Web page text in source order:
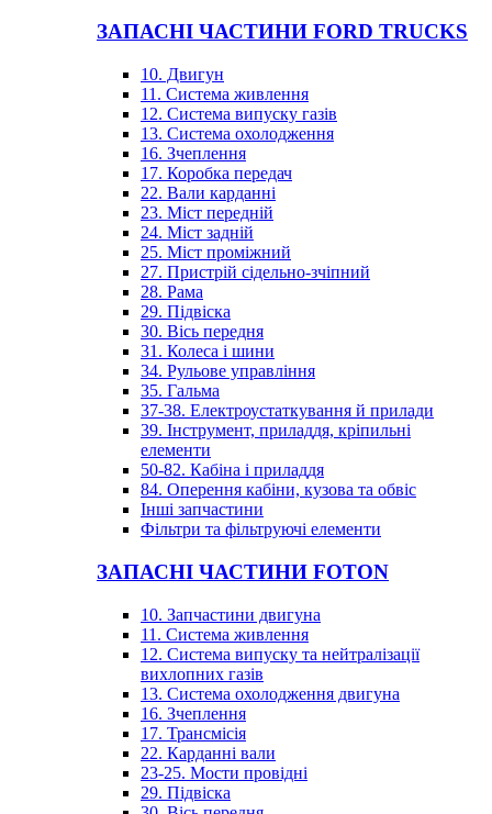
ЗАПАСНІ ЧАСТИНИ FORD TRUCKS
10. Двигун
11. Система живлення
12. Система випуску газів
13. Система охолодження
16. Зчеплення
17. Коробка передач
22. Вали карданні
23. Міст передній
24. Міст задній
25. Міст проміжний
27. Пристрій сідельно-зчіпний
28. Рама
29. Підвіска
30. Вісь передня
31. Колеса і шини
34. Рульове управління
35. Гальма
37-38. Електроустаткування й прилади
39. Інструмент, приладдя, кріпильні
елементи
50-82. Кабіна і приладдя
84. Оперення кабіни, кузова та обвіс
Інші запчастини
Фільтри та фільтруючі елементи
ЗАПАСНІ ЧАСТИНИ FOTON
10. Запчастини двигуна
11. Система живлення
12. Система випуску та нейтралізації
вихлопних газів
13. Система охолодження двигуна
16. Зчеплення
17. Трансмісія
22. Карданні вали
23-25. Мости провідні
29. Підвіска